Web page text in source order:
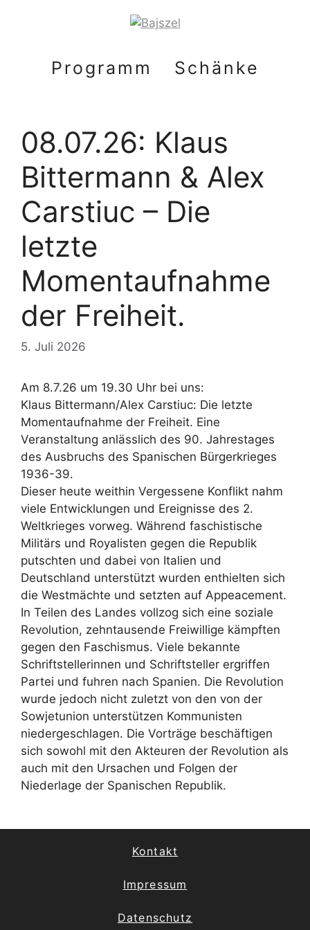
Programm Schänke
08.07.26: Klaus
Bittermann & Alex
Carstiuc – Die
letzte
Momentaufnahme
der Freiheit.
5. Juli 2026
Am 8.7.26 um 19.30 Uhr bei uns:
Klaus Bittermann/Alex Carstiuc: Die letzte
Momentaufnahme der Freiheit. Eine
Veranstaltung anlässlich des 90. Jahrestages
des Ausbruchs des Spanischen Bürgerkrieges
1936-39.
Dieser heute weithin Vergessene Konflikt nahm
viele Entwicklungen und Ereignisse des 2.
Weltkrieges vorweg. Während faschistische
Militärs und Royalisten gegen die Republik
putschten und dabei von Italien und
Deutschland unterstützt wurden enthielten sich
die Westmächte und setzten auf Appeacement.
In Teilen des Landes vollzog sich eine soziale
Revolution, zehntausende Freiwillige kämpften
gegen den Faschismus. Viele bekannte
Schriftstellerinnen und Schriftsteller ergriffen
Partei und fuhren nach Spanien. Die Revolution
wurde jedoch nicht zuletzt von den von der
Sowjetunion unterstützen Kommunisten
niedergeschlagen. Die Vorträge beschäftigen
sich sowohl mit den Akteuren der Revolution als
auch mit den Ursachen und Folgen der
Niederlage der Spanischen Republik.
Kontakt
Impressum
Datenschutz